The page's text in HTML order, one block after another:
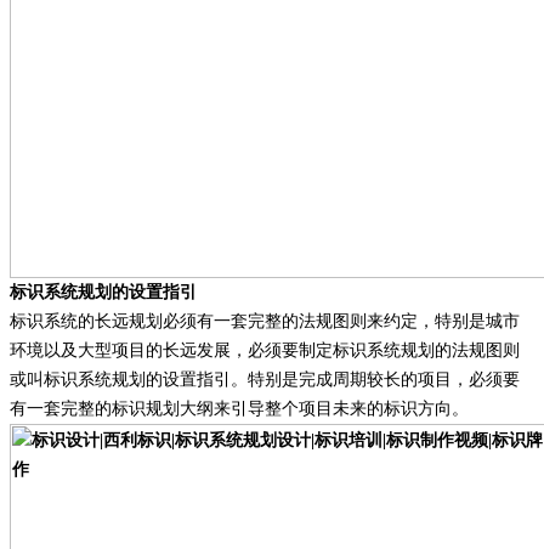
标识系统规划的设置指引
标识系统的长远规划必须有一套完整的法规图则来约定，特别是城市
环境以及大型项目的长远发展，必须要制定标识系统规划的法规图则
或叫标识系统规划的设置指引。特别是完成周期较长的项目，必须要
有一套完整的标识规划大纲来引导整个项目未来的标识方向。